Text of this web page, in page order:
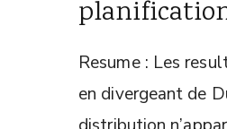
Resume : Les
en divergeant de